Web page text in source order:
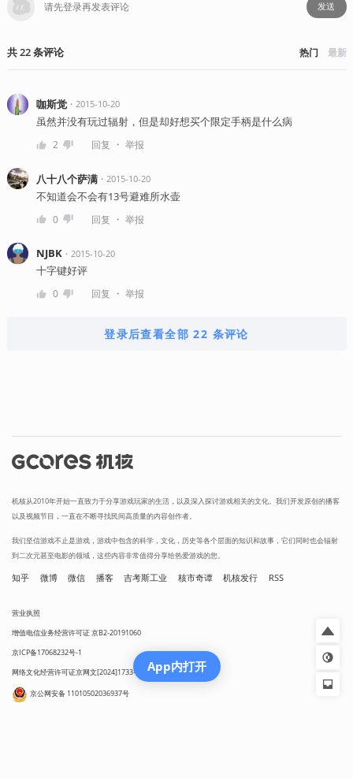
发送
共22条评论 热门 最新
咖斯觉・ 2015-10-20
虽然并没有玩过辐射，但是却好想买个限定手柄是什么病
2 回复 ・ 举报
八十八个萨满・ 2015-10-20
不知道会不会有13号避难所水壶
0 回复 ・ 举报
NJBK・ 2015-10-20
十字键好评
0 回复 ・ 举报
登录后查看全部 22 条评论
机核从2010年开始一直致力于分享游戏玩家的生活，以及深入探讨游戏相关的文化。我们开发原创的播客
以及视频节目，一直在不断寻找民间高质量的内容创作者。
我们坚信游戏不止是游戏，游戏中包含的科学，文化，历史等各个层面的知识和故事，它们同时也会辐射
到二次元甚至电影的领域，这些内容非常值得分享给热爱游戏的您。
知乎 微博 微信 播客 吉考斯工业 核市奇谭 机核发行 RSS
营业执照
增值电信业务经营许可证 京B2-20191060
京ICP备17068232号-1
网络文化经营许可证京网文[2024]1733-082号
京公网安备 11010502036937号
App内打开